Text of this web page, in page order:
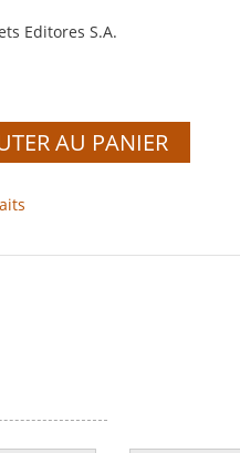
Editores S.A.
AU PANIER